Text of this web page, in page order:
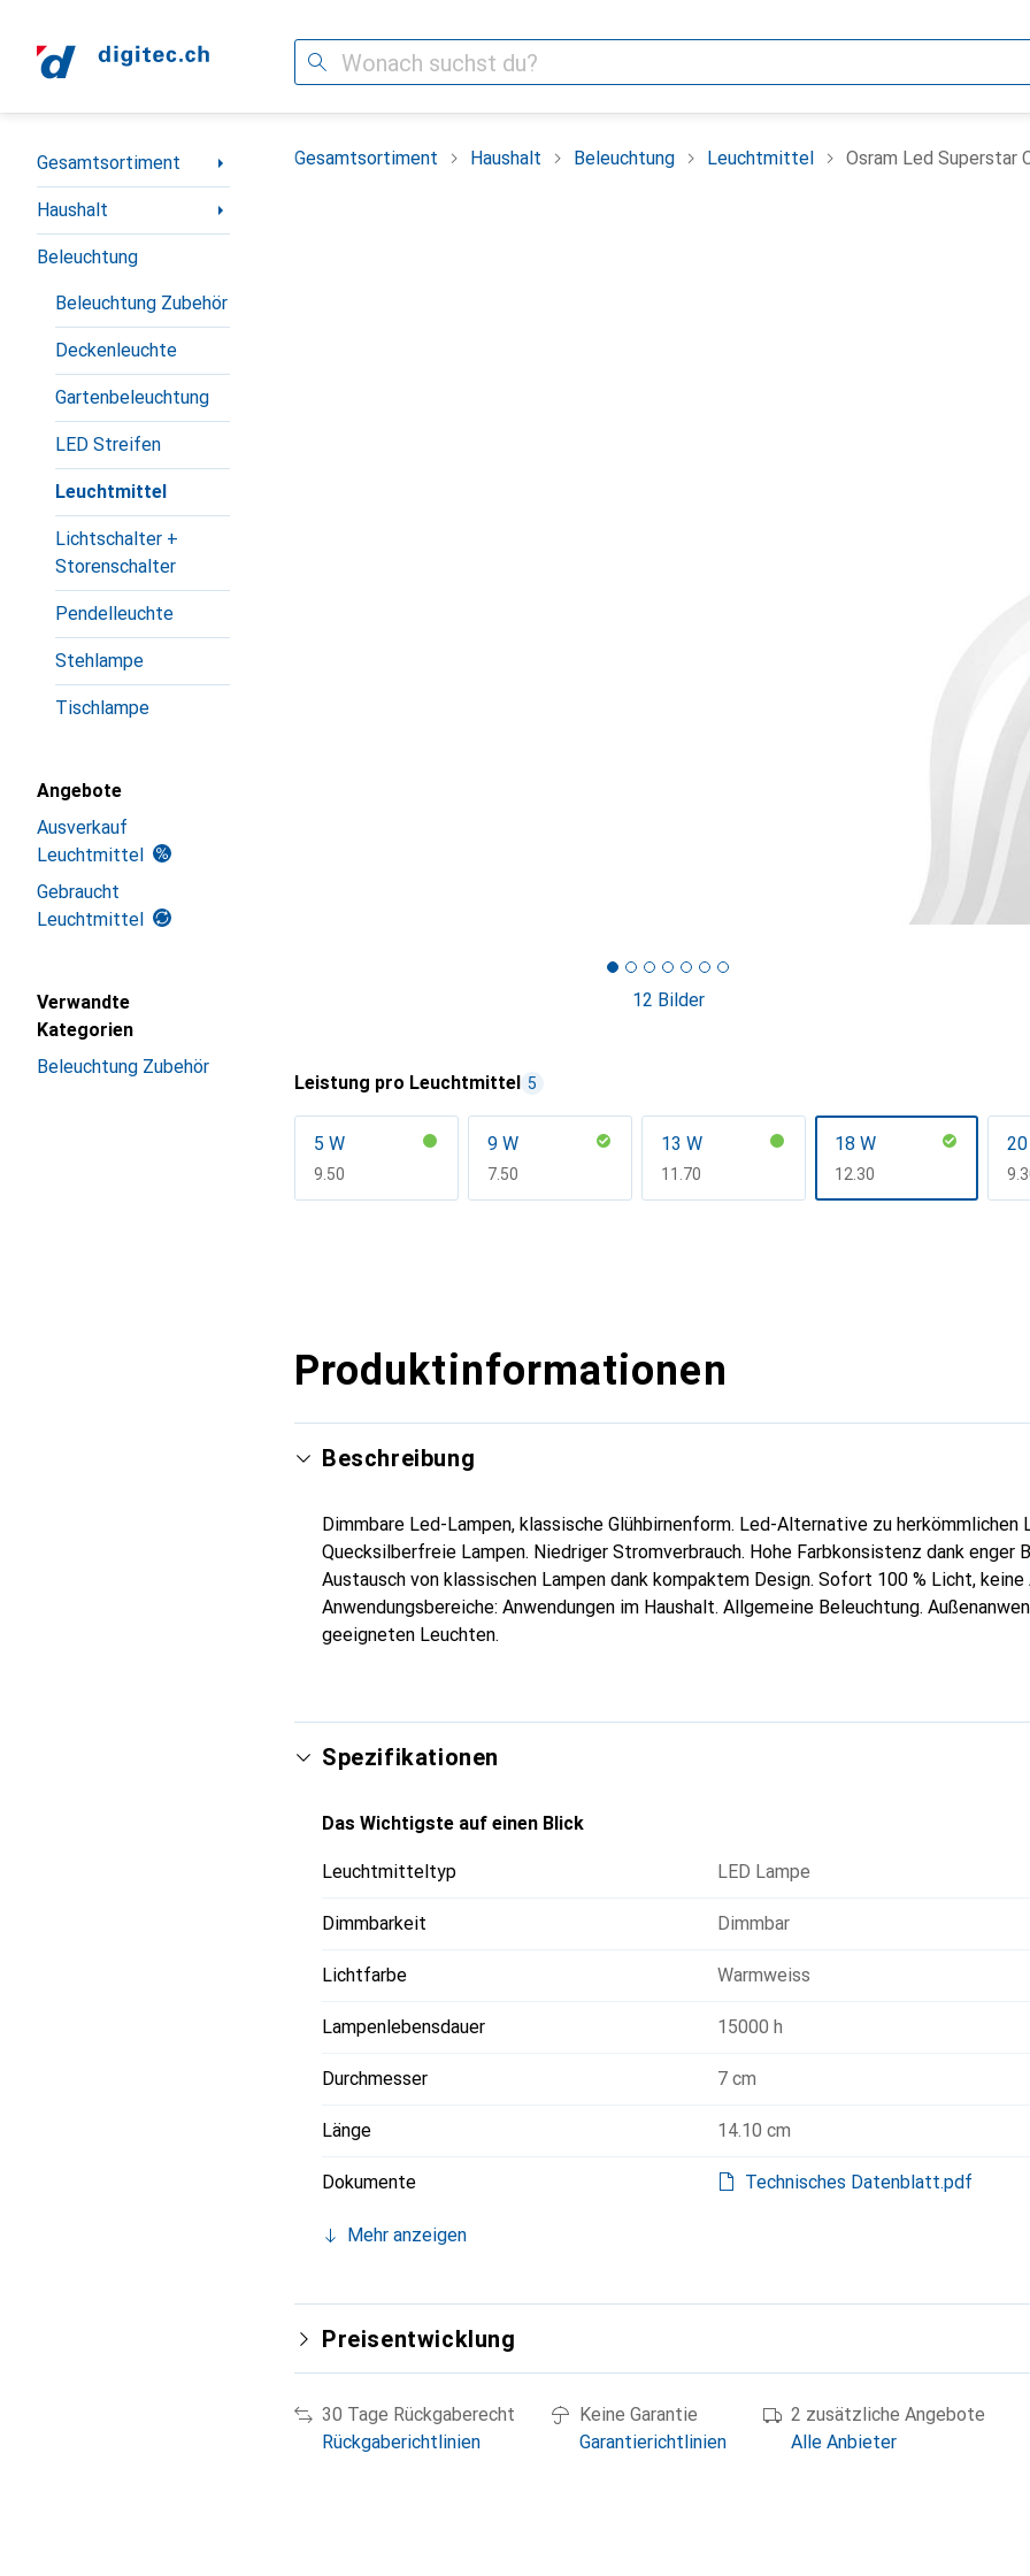
Suche
Navigation nach Kategorien
Gesamtsortiment
Haushalt
Beleuchtung
Beleuchtung Zubehör
Deckenleuchte
Gartenbeleuchtung
LED Streifen
Leuchtmittel
Lichtschalter +
Storenschalter
Pendelleuchte
Stehlampe
Tischlampe
Angebote
Ausverkauf
Leuchtmittel
Gebraucht
Leuchtmittel
Verwandte
Kategorien
Beleuchtung Zubehör
Gesamtsortiment Haushalt Beleuchtung Leuchtmittel Osram Led Superstar
12 Bilder
Leistung pro Leuchtmittel 5
5 W
CHF
9.50
9 W
CHF
7.50
13 W
CHF
11.70
18 W
CHF
12.30
Produktinformationen
Beschreibung
Dimmbare Led-Lampen, klassische Glühbirnenform. Led-Alternative zu herkömmlichen
Quecksilberfreie Lampen. Niedriger Stromverbrauch. Hohe Farbkonsistenz dank enger
Austausch von klassischen Lampen dank kompaktem Design. Sofort 100 % Licht,
Anwendungsbereiche: Anwendungen im Haushalt. Allgemeine Beleuchtung.
geeigneten Leuchten.
Spezifikationen
Das Wichtigste auf einen Blick
Leuchtmitteltyp LED Lampe
Dimmbarkeit Dimmbar
Lichtfarbe Warmweiss
Lampenlebensdauer 15000 h
Durchmesser 7 cm
Länge 14.10 cm
Dokumente Technisches Datenblatt.pdf
Mehr anzeigen
Preisentwicklung
30 Tage Rückgaberecht
Rückgaberichtlinien
Keine Garantie
Garantierichtlinien
2 zusätzliche Angebote
Alle Anbieter